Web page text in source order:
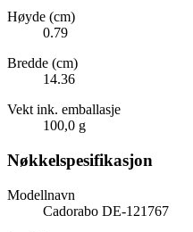
Høyde (cm)
0.79
Bredde (cm)
14.36
Vekt ink. emballasje
100,0 g
Nøkkelspesifikasjon
Modellnavn
Cadorabo DE-121767